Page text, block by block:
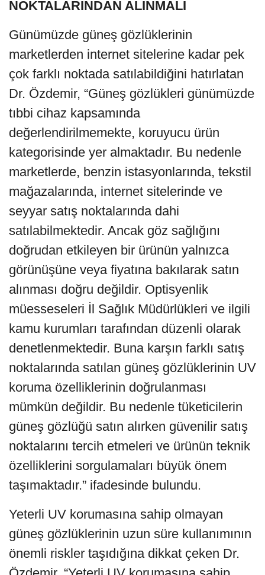
NOKTALARINDAN ALINMALI
Günümüzde güneş gözlüklerinin
marketlerden internet sitelerine kadar pek
çok farklı noktada satılabildiğini hatırlatan
Dr. Özdemir, “Güneş gözlükleri günümüzde
tıbbi cihaz kapsamında
değerlendirilmemekte, koruyucu ürün
kategorisinde yer almaktadır. Bu nedenle
marketlerde, benzin istasyonlarında, tekstil
mağazalarında, internet sitelerinde ve
seyyar satış noktalarında dahi
satılabilmektedir. Ancak göz sağlığını
doğrudan etkileyen bir ürünün yalnızca
görünüşüne veya fiyatına bakılarak satın
alınması doğru değildir. Optisyenlik
müesseseleri İl Sağlık Müdürlükleri ve ilgili
kamu kurumları tarafından düzenli olarak
denetlenmektedir. Buna karşın farklı satış
noktalarında satılan güneş gözlüklerinin UV
koruma özelliklerinin doğrulanması
mümkün değildir. Bu nedenle tüketicilerin
güneş gözlüğü satın alırken güvenilir satış
noktalarını tercih etmeleri ve ürünün teknik
özelliklerini sorgulamaları büyük önem
taşımaktadır.” ifadesinde bulundu.
Yeterli UV korumasına sahip olmayan
güneş gözlüklerinin uzun süre kullanımının
önemli riskler taşıdığına dikkat çeken Dr.